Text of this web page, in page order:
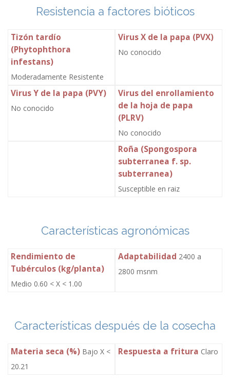
Resistencia a factores bióticos
Tizón tardío
(Phytophthora
infestans)
Moderadamente Resistente
Virus X de la papa (PVX)
No conocido
Virus Y de la papa (PVY)
No conocido
Virus del enrollamiento
de la hoja de papa
(PLRV)
No conocido
Roña (Spongospora
subterranea f. sp.
subterranea)
Susceptible en raiz
Características agronómicas
Rendimiento de
Tubérculos (kg/planta)
Medio 0.60 < X < 1.00
Adaptabilidad 2400 a
2800 msnm
Características después de la cosecha
Materia seca (%) Bajo X <
20.21
Respuesta a fritura Claro